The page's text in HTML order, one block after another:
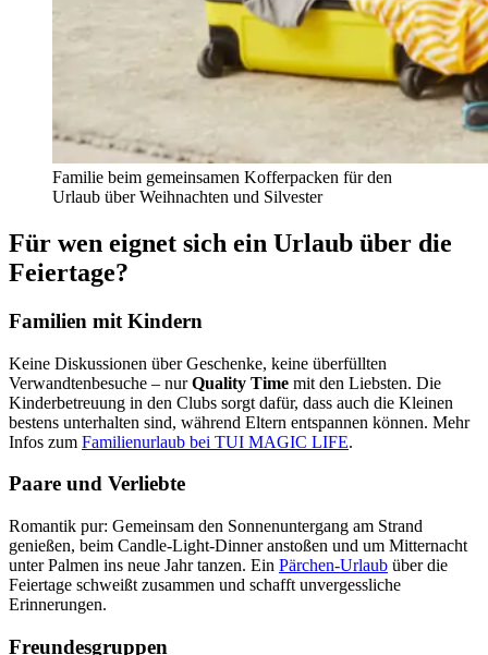
Familie beim gemeinsamen Kofferpacken für den
Urlaub über Weihnachten und Silvester
Für wen eignet sich ein Urlaub über die
Feiertage?
Familien mit Kindern
Keine Diskussionen über Geschenke, keine überfüllten
Verwandtenbesuche – nurQuality Time mit den Liebsten. Die
Kinderbetreuung in den Clubs sorgt dafür, dass auch die Kleinen
bestens unterhalten sind, während Eltern entspannen können. Mehr
Infos zum Familienurlaub bei TUI MAGIC LIFE.
Paare und Verliebte
Romantik pur: Gemeinsam den Sonnenuntergang am Strand
genießen, beim Candle-Light-Dinner anstoßen und um Mitternacht
unter Palmen ins neue Jahr tanzen. Ein Pärchen-Urlaub über die
Feiertage schweißt zusammen und schafft unvergessliche
Erinnerungen.
Freundesgruppen